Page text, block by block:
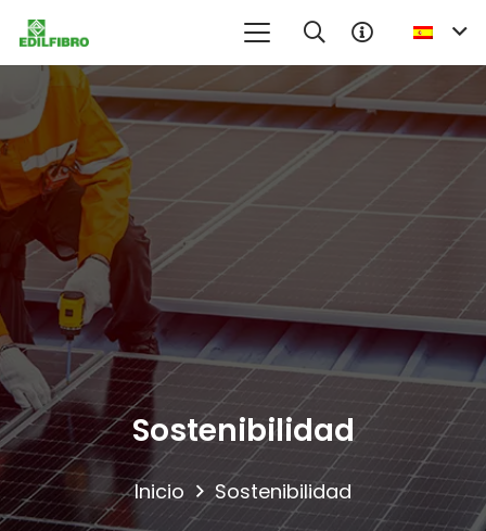
Sostenibilidad
Inicio Sostenibilidad